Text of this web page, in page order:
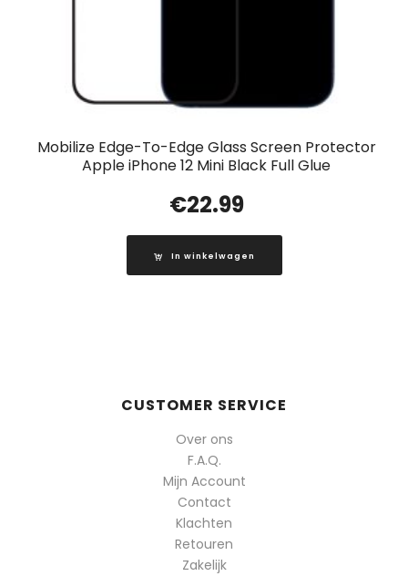
Mobilize Edge-To-Edge Glass Screen Protector
Apple iPhone 12 Mini Black Full Glue
€22.99
In winkelwagen
CUSTOMER SERVICE
Over ons
F.A.Q.
Mijn Account
Contact
Klachten
Retouren
Zakelijk